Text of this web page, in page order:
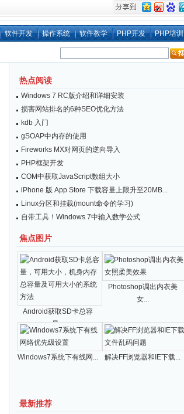
软件开发 操作系统 软件教学 PHP开发 PHP培训
热点阅读
Windows 7 RC版介绍和详细安装
损害网站排名的6种SEO优化方法
kdb 入门
gSOAP中内存的使用
Fireworks MX对网页的逆向导入
PHP框架开发
COM中获取JavaScript数组大小
iPhone 版 App Store 下载容量上限升至20MB...
Linux分区和挂载(mount命令的学习)
自带工具！Windows 7中输入数学公式
焦点图片
Android获取SD卡总容
量...
Photoshop调出内衣美
女...
Windows7系统下有线网... 解决FF浏览器和IE下载...
最新推荐